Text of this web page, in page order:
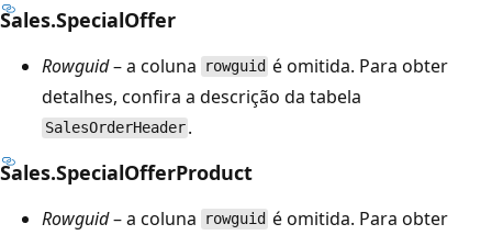
Sales.SpecialOffer
Rowguid– a coluna rowguid é omitida. Para obter
detalhes, confira a descrição da tabela
SalesOrderHeader .
Sales.SpecialOfferProduct
Rowguid– a coluna rowguid é omitida. Para obter